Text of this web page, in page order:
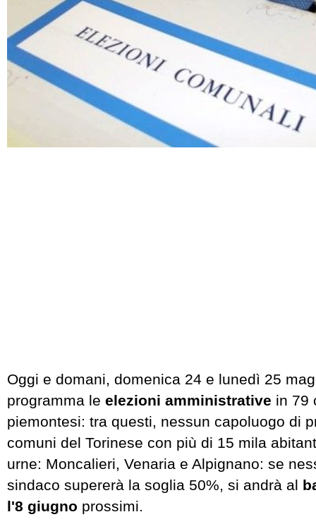
Oggi e domani, domenica 24 e lunedì 25
programma le elezioni amministrative in 79
piemontesi: tra questi, nessun capoluogo di
comuni del Torinese con più di 15 mila
urne: Moncalieri, Venaria e Alpignano: se
sindaco supererà la soglia 50%, si andrà al
l'8 giugno prossimi.